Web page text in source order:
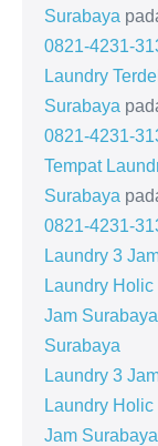
Surabaya
0821-4231-
Laundry
Surabaya
0821-4231-
Tempat
Surabaya
0821-4231-
Laundry 3
Laundry
Jam
Surabaya
Laundry 3
Laundry
Jam